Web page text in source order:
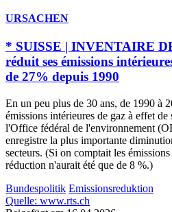
URSACHEN
* SUISSE | INVENTAIRE
réduit ses émissions
de 27% depuis 1990
En un peu plus de 30 ans, de 1990 à
émissions intérieures de gaz à effet de
l'Office fédéral de l'environnement
enregistre la plus importante
secteurs. (Si on comptait les
réduction n'aurait été que de 8 %.)
Bundespolitik Emissionsreduktion
Quelle: www.rts.ch